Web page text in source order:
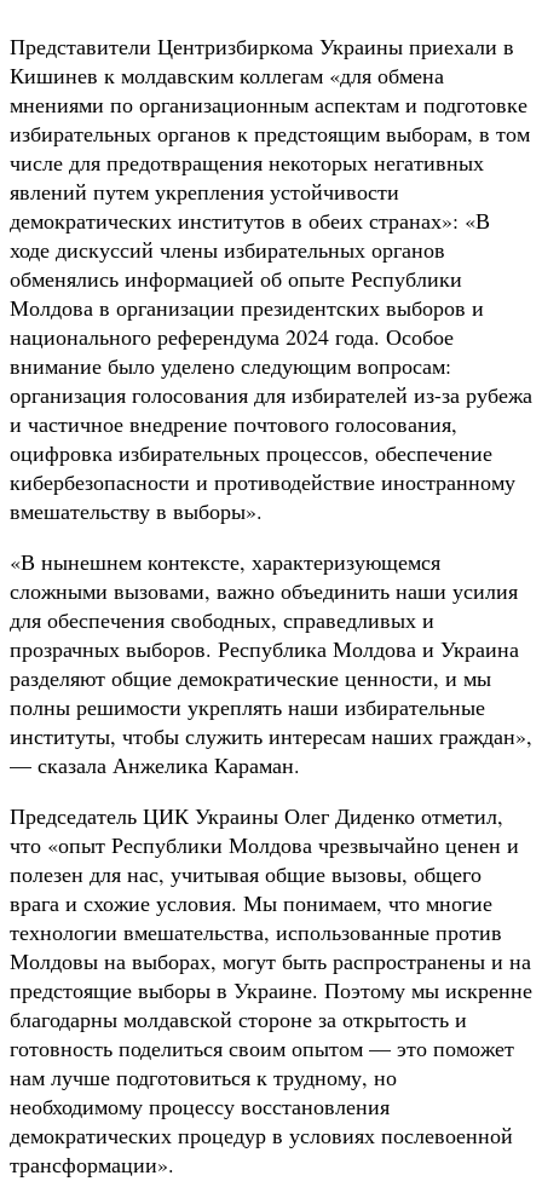
Представители Центризбиркома Украины приехали в
Кишинев к молдавским коллегам «для обмена
мнениями по организационным аспектам и подготовке
избирательных органов к предстоящим выборам, в том
числе для предотвращения некоторых негативных
явлений путем укрепления устойчивости
демократических институтов в обеих странах»: «В
ходе дискуссий члены избирательных органов
обменялись информацией об опыте Республики
Молдова в организации президентских выборов и
национального референдума 2024 года. Особое
внимание было уделено следующим вопросам:
организация голосования для избирателей из-за рубежа
и частичное внедрение почтового голосования,
оцифровка избирательных процессов, обеспечение
кибербезопасности и противодействие иностранному
вмешательству в выборы».
«В нынешнем контексте, характеризующемся
сложными вызовами, важно объединить наши усилия
для обеспечения свободных, справедливых и
прозрачных выборов. Республика Молдова и Украина
разделяют общие демократические ценности, и мы
полны решимости укреплять наши избирательные
институты, чтобы служить интересам наших граждан»,
— сказала Анжелика Караман.
Председатель ЦИК Украины Олег Диденко отметил,
что «опыт Республики Молдова чрезвычайно ценен и
полезен для нас, учитывая общие вызовы, общего
врага и схожие условия. Мы понимаем, что многие
технологии вмешательства, использованные против
Молдовы на выборах, могут быть распространены и на
предстоящие выборы в Украине. Поэтому мы искренне
благодарны молдавской стороне за открытость и
готовность поделиться своим опытом — это поможет
нам лучше подготовиться к трудному, но
необходимому процессу восстановления
демократических процедур в условиях послевоенной
трансформации».